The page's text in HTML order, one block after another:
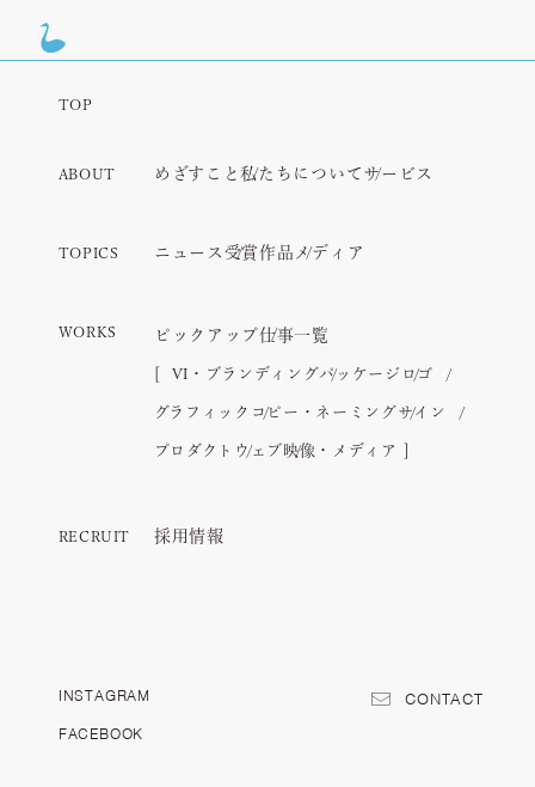
TOP
ABOUT めざすこと私たちについてサービス
TOPICS ニュース受賞作品メディア
WORKS ピックアップ仕事一覧
VI・ブランディングパッケージ ロゴ
グラフィック コピー・ネーミングサイン
プロダクト ウェブ映像・メディア
RECRUIT 採用情報
INSTAGRAM
FACEBOOK
CONTACT